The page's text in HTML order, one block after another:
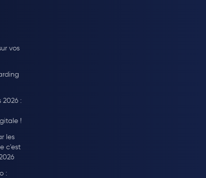
vos
2026 :
!
les
c'est
: